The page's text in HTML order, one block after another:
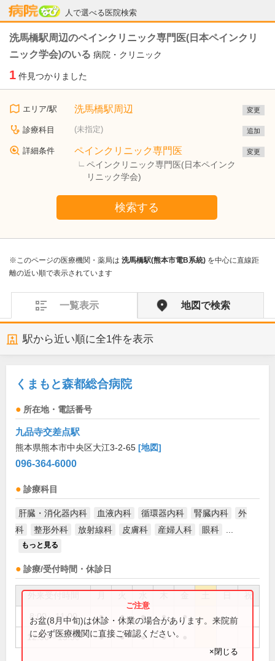
人で選べる医院検索
病院なび
洗馬橋駅周辺のペインクリニック専門医(日本ペインクリ
ニック学会)のいる 病院・クリニック
1 件見つかりました
エリア/駅 洗馬橋駅周辺 変更
診療科目 (未指定) 追加
詳細条件 ペインクリニック専門医
ペインクリニック専門医(日本ペインク
リニック学会)
変更
検索する
※このページの医療機関・薬局は 洗馬橋駅(熊本市電B系統) を中心に直線距
離の近い順で表示されています
一覧表示 地図で検索
駅から近い順に全1件を表示
くまもと森都総合病院
所在地・電話番号
九品寺交差点駅
熊本県熊本市中央区大江3-2-65 [地図]
096-364-6000
診療科目
肝臓・消化器内科 血液内科 循環器内科 腎臓内科
外
科
整形外科 放射線科 皮膚科 産婦人科 眼科
もっと見る
診療/受付時間・休診日
祝
8:00～11:00 ● ● ● ● ●
12:30～15:30 ● ● ● ●
お盆(8月中旬)は休診・休業の場合があります。来院前
に必ず医療機関に直接ご確認ください。
×閉じる